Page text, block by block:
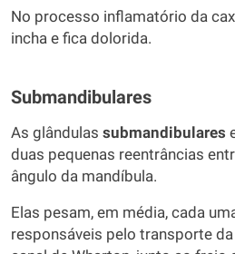
No processo inflamatório da
incha e fica dolorida.
Submandibulares
As glândulas submandibulares
duas pequenas reentrâncias
ângulo da mandíbula.
Elas pesam, em média, cada
responsáveis pelo transporte